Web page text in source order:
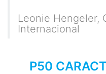
Leonie Hengeler,
Internacional
P50